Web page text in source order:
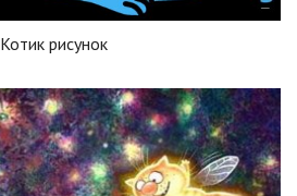
Котик рисунок